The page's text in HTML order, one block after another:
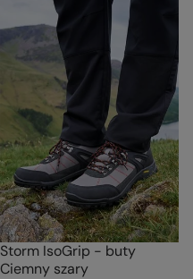
Storm IsoGrip - buty
Ciemny szary